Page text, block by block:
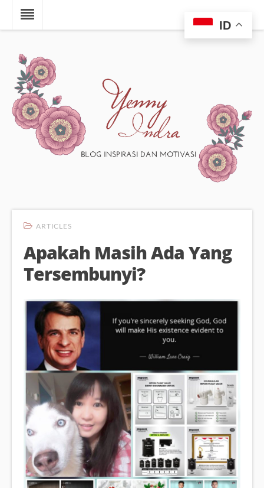
ARTICLES
Apakah Masih Ada Yang
Tersembunyi?
ID